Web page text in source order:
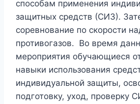
способам применения
защитных средств (СИЗ).
соревнование по скорости
противогазов. Во время
мероприятия обучающиеся
навыки использования
индивидуальной защиты,
подготовку, уход, проверку